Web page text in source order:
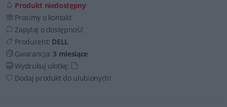
Produkt niedostępny
Prosimy o kontakt
Zapytaj o dostępność
Producent: DELL
Gwarancja:3 miesiące
Wydrukuj ulotkę:
Dodaj produkt do ulubionych!